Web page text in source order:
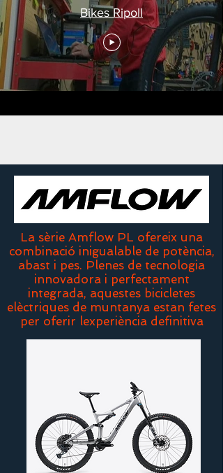
Bikes Ripoll
La sèrie Amflow PL ofereix una
combinació inigualable de potència,
abast i pes. Plenes de tecnologia
innovadora i perfectament
integrada, aquestes bicicletes
elèctriques de muntanya estan fetes
per oferir lexperiència definitiva